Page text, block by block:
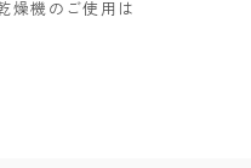
燥機のご使用は